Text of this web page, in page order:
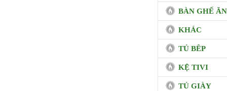
BÀN GHẾ ĂN
KHÁC
TỦ BÊP
KỆ TIVI
TỦ GIÀY